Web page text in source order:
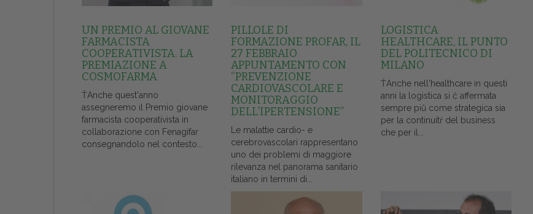
UN PREMIO AL GIOVANE
FARMACISTA
COOPERATIVISTA. LA
PREMIAZIONE A
COSMOFARMA
ŤAnche quest'anno
assegneremo il Premio giovane
farmacista cooperativista in
collaborazione con Fenagifar
consegnandolo nel contesto...
PILLOLE DI
FORMAZIONE PROFAR, IL
27 FEBBRAIO
APPUNTAMENTO CON
“PREVENZIONE
CARDIOVASCOLARE E
MONITORAGGIO
DELL’IPERTENSIONE”
Le malattie cardio- e
cerebrovascolari rappresentano
uno dei problemi di maggiore
rilevanza nel panorama sanitario
italiano in termini di...
LOGISTICA
HEALTHCARE, IL PUNTO
DEL POLITECNICO DI
MILANO
ŤAnche nell'healthcare in questi
anni la logistica si č affermata
sempre piů come strategica sia
per la continuitŕ del business
che per il...